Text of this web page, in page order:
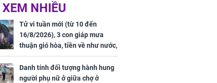
2026: Tăng
triệu
thúc, Mạnh Tử Nghĩa
đã vướng tranh luận
NHIỀU
Tử vi tuần mới (từ 10 đến
16/8/2026), 3 con giáp mưa
thuận gió hòa, tiền về như nước,
bạc vàng dư dả, Phú Quý Vinh
Hoa, vận trình khai sáng
Danh tính đối tượng hành hung
người phụ nữ ở giữa chợ ở